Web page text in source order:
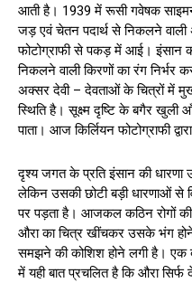
आती है। 1939 में रूसी गवेषक साइमन
जड़ एवं चेतन पदार्थ से निकलने
फोटोग्राफी से पकड़ में आई। इंसान
निकलने वाली किरणों का रंग निर्भर
अक्सर देवी – देवताओं के चित्रों में
स्थिति है। सूक्ष्म दृष्टि के बगैर खुली
पाता। आज किर्लियन फोटोग्राफी
दृश्य जगत के प्रति इंसान की धारणा
लेकिन उसकी छोटी बड़ी धारणाओं
पर पड़ता है। आजकल कठिन रोगों की
औरा का चित्र खींचकर उसके भंग
समझने की कोशिश होने लगी है। एक
में यही बात प्रचलित है कि औरा